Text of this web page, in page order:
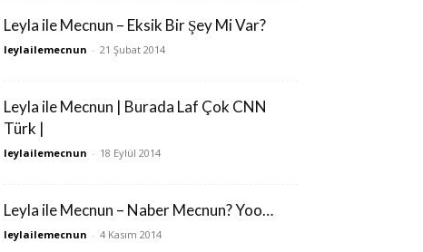
Leyla ile Mecnun – Eksik Bir Şey Mi Var?
leylailemecnun - 21 Şubat 2014
Leyla ile Mecnun | Burada Laf Çok CNN
Türk |
leylailemecnun - 18 Eylül 2014
Leyla ile Mecnun – Naber Mecnun? Yoo…
leylailemecnun - 4 Kasım 2014